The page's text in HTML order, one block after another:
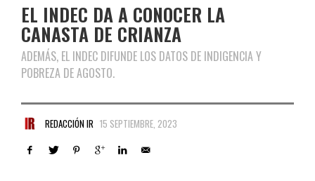
EL INDEC DA A CONOCER LA
CANASTA DE CRIANZA
ADEMÁS, EL INDEC DIFUNDE LOS DATOS DE INDIGENCIA Y
POBREZA DE AGOSTO.
REDACCIÓN IR 15 SEPTIEMBRE, 2023